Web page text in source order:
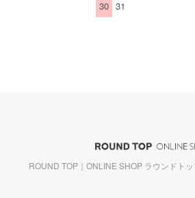
30 31
ROUND TOP｜ONLINE SHOP ラウンドト